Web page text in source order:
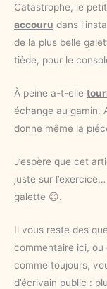
Catastrophe, le
accouru dans
de la plus belle
tiède, pour le
À peine a-t-elle
échange au gamin.
donne même la
J’espère que cet
juste sur
galette 😊.
Il vous reste des
commentaire ici,
comme toujours,
d’écrivain public :